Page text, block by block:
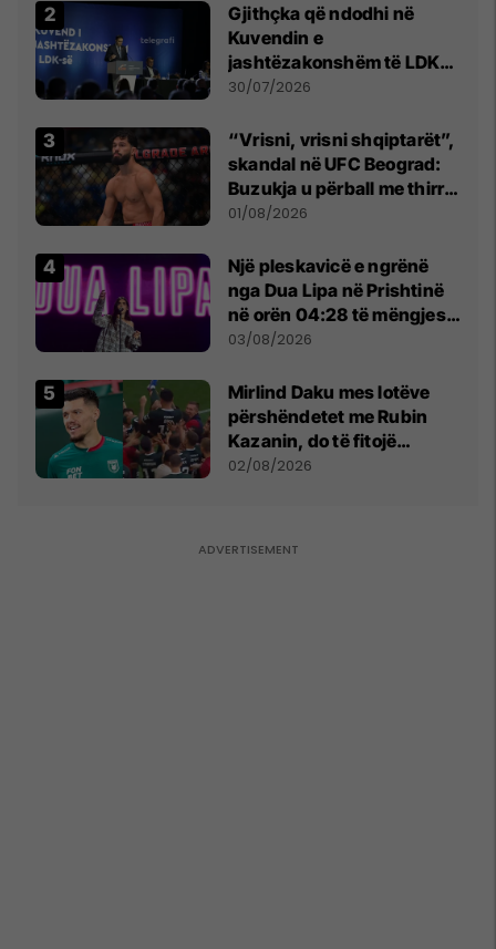
Gjithçka që ndodhi në
Kuvendin e
jashtëzakonshëm të LDK-
së
30/07/2026
“Vrisni, vrisni shqiptarët”,
skandal në UFC Beograd:
Buzukja u përball me thirrje
anti-shqiptare nga
01/08/2026
Një pleskavicë e ngrënë
nga Dua Lipa në Prishtinë
në orën 04:28 të mëngjesit
- dhe bota digjitale serbe
03/08/2026
Mirlind Daku mes lotëve
përshëndetet me Rubin
Kazanin, do të fitojë
miliona te Spartak Moska
02/08/2026